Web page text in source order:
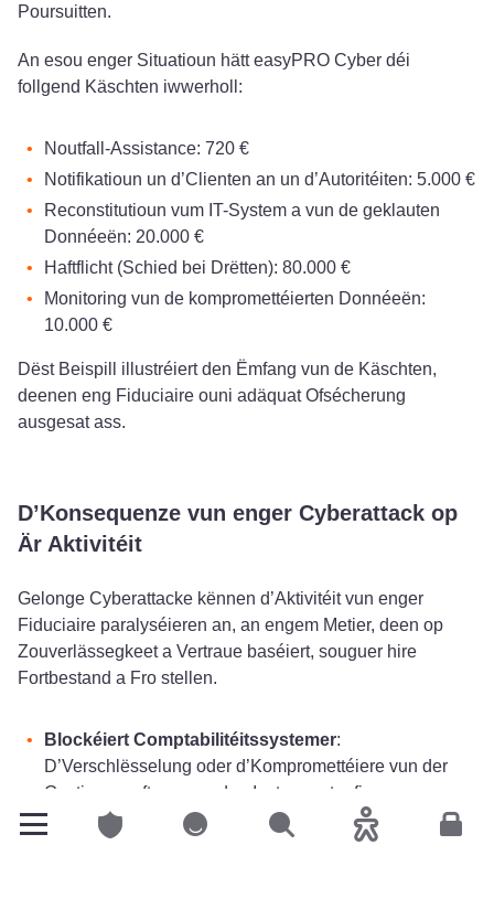
PrivatclientenPrivatclientenSichen Accessibilitéit
Poursuitten.
An esou enger Situatioun hätt easyPRO Cyber déi
follgend Käschten iwwerholl:
Noutfall-Assistance: 720 €
Notifikatioun un d’Clienten an un d’Autoritéiten: 5.000 €
Reconstitutioun vum IT-System a vun de geklauten
Donnéeën: 20.000 €
Haftflicht (Schied bei Drëtten): 80.000 €
Monitoring vun de kompromettéierten Donnéeën:
10.000 €
Dëst Beispill illustréiert den Ëmfang vun de Käschten,
deenen eng Fiduciaire ouni adäquat Ofsécherung
ausgesat ass.
D’Konsequenze vun enger Cyberattack op
Är Aktivitéit
Gelonge Cyberattacke kënnen d’Aktivitéit vun enger
Fiduciaire paralyséieren an, an engem Metier, deen op
Zouverlässegkeet a Vertraue baséiert, souguer hire
Fortbestand a Fro stellen.
Blockéiert Comptabilitéitssystemer:
D’Verschlësselung oder d’Kompromettéiere vun der
Gestiounssoftware an den Instrumenter fir
d’Steiererklärung féiert zu Retarde bei de
Comptabilitéits- a steierleche Verflichtungen, déi